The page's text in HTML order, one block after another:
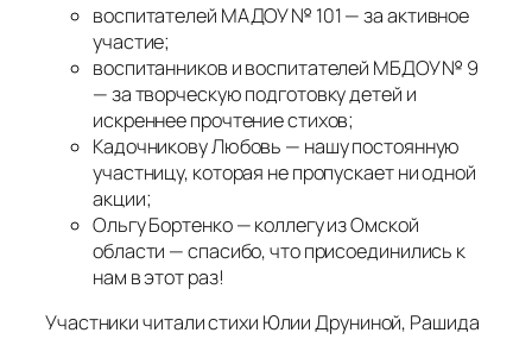
воспитателей МАДОУ № 101 — за активное
участие;
воспитанников и воспитателей МБДОУ № 9
— за творческую подготовку детей и
искреннее прочтение стихов;
Кадочникову Любовь — нашу постоянную
участницу, которая не пропускает ни одной
акции;
Ольгу Бортенко — коллегу из Омской
области — спасибо, что присоединились к
нам в этот раз!
Участники читали стихи Юлии Друниной, Рашида